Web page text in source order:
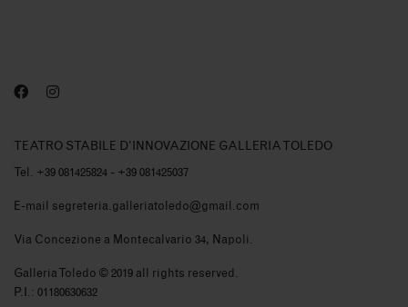
TEATRO STABILE D'INNOVAZIONE GALLERIA TOLEDO
Tel. +39 081425824 - +39 081425037
E-mail segreteria.galleriatoledo@gmail.com
Via Concezione a Montecalvario 34, Napoli.
Galleria Toledo © 2019 all rights reserved.
P.I.: 01180630632